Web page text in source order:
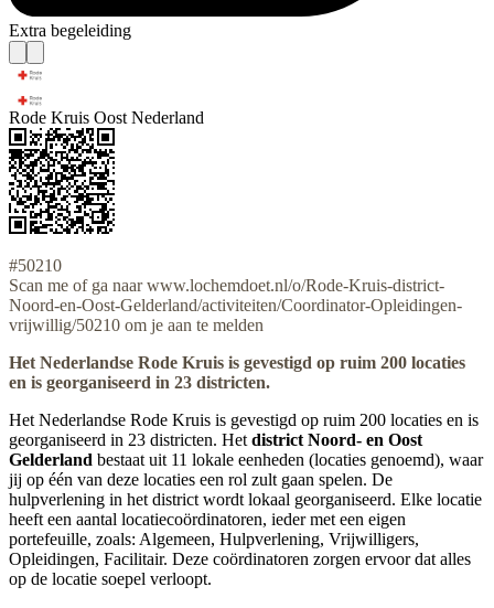
Extra begeleiding
Rode Kruis Oost Nederland
#50210
Scan me of ga naar www.lochemdoet.nl/o/Rode-Kruis-district-
Noord-en-Oost-Gelderland/activiteiten/Coordinator-Opleidingen-
vrijwillig/50210 om je aan te melden
Het Nederlandse Rode Kruis is gevestigd op ruim 200 locaties
en is georganiseerd in 23 districten.
Het Nederlandse Rode Kruis is gevestigd op ruim 200 locaties en is
georganiseerd in 23 districten. Het district Noord- en Oost
Gelderland bestaat uit 11 lokale eenheden (locaties genoemd), waar
jij op één van deze locaties een rol zult gaan spelen. De
hulpverlening in het district wordt lokaal georganiseerd. Elke locatie
heeft een aantal locatiecoördinatoren, ieder met een eigen
portefeuille, zoals: Algemeen, Hulpverlening, Vrijwilligers,
Opleidingen, Facilitair. Deze coördinatoren zorgen ervoor dat alles
op de locatie soepel verloopt.